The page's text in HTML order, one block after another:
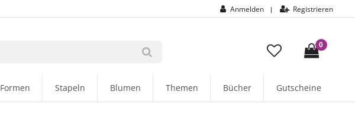
Anmelden | Registrieren
0
Formen Stapeln Blumen Themen Bücher Gutscheine